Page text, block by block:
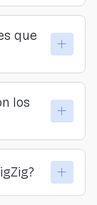
a
que
los
las